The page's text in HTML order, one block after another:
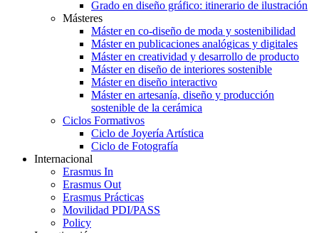
Grado en diseño gráfico: itinerario de ilustración
Másteres
Máster en co-diseño de moda y sostenibilidad
Máster en publicaciones analógicas y digitales
Máster en creatividad y desarrollo de producto
Máster en diseño de interiores sostenible
Máster en diseño interactivo
Máster en artesanía, diseño y producción
sostenible de la cerámica
Ciclos Formativos
Ciclo de Joyería Artística
Ciclo de Fotografía
Internacional
Erasmus In
Erasmus Out
Erasmus Prácticas
Movilidad PDI/PASS
Policy